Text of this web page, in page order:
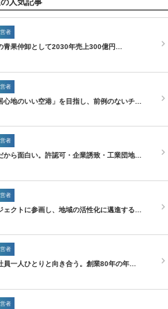
人気記事
者
青果仲卸として2030年売上300億円…
者
心地のいい空港」を目指し、前例のないチ…
者
から面白い。許認可・企業誘致・工業団地…
者
ェクトに参画し、地域の活性化に邁進する…
者
員一人ひとりと向き合う。創業80年の年…
者